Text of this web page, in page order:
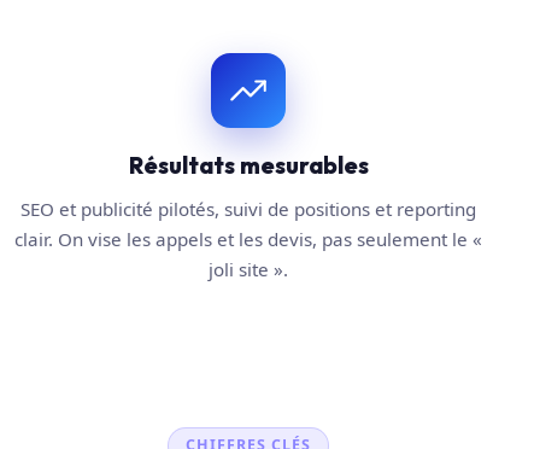
Résultats mesurables
SEO et publicité pilotés, suivi de positions et reporting
clair. On vise les appels et les devis, pas seulement le «
joli site ».
CHIFFRES CLÉS